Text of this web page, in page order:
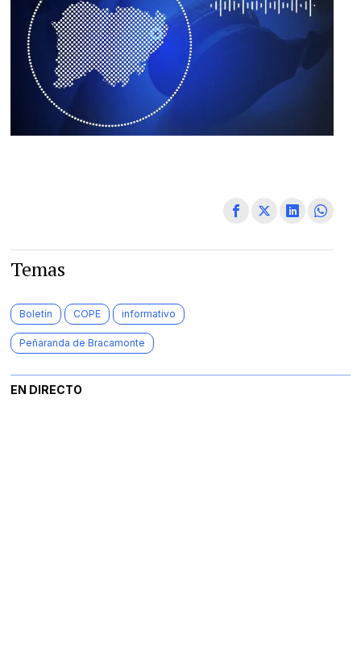
Temas
Boletín COPE informativo
Peñaranda de Bracamonte
EN DIRECTO